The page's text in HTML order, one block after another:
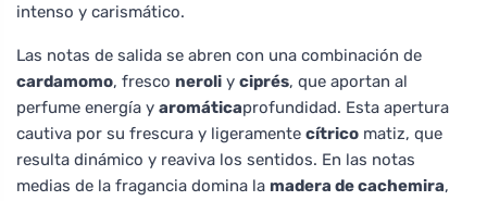
intenso y carismático.
Las notas de salida se abren con una combinación de
cardamomo, fresco neroli y ciprés, que aportan al
perfume energía y aromáticaprofundidad. Esta apertura
cautiva por su frescura y ligeramente cítrico matiz, que
resulta dinámico y reaviva los sentidos. En las notas
medias de la fragancia domina la madera de cachemira,